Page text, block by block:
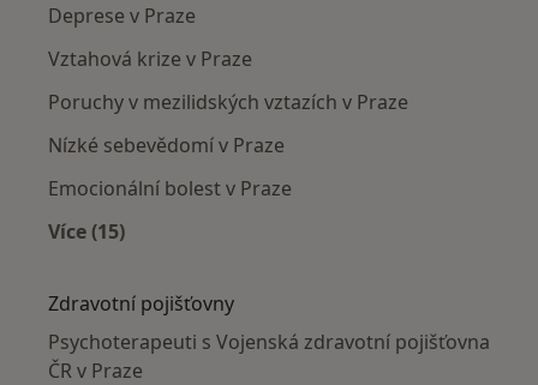
Deprese v Praze
Vztahová krize v Praze
Poruchy v mezilidských vztazích v Praze
Nízké sebevědomí v Praze
Emocionální bolest v Praze
Více (15)
Zdravotní pojišťovny
Psychoterapeuti s Vojenská zdravotní pojišťovna
ČR v Praze